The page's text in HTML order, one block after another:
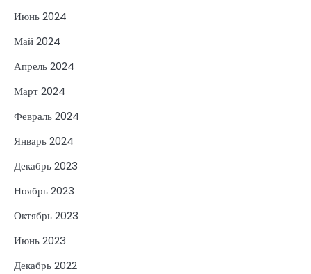
Июнь 2024
Май 2024
Апрель 2024
Март 2024
Февраль 2024
Январь 2024
Декабрь 2023
Ноябрь 2023
Октябрь 2023
Июнь 2023
Декабрь 2022